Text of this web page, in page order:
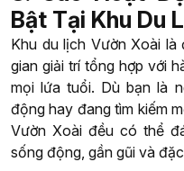
Bật Tại Khu Du
Khu du lịch Vườn Xoài
gian giải trí tổng hợp với
mọi lứa tuổi. Dù bạn là
động hay đang tìm kiếm
Vườn Xoài đều có thể
sống động, gần gũi và